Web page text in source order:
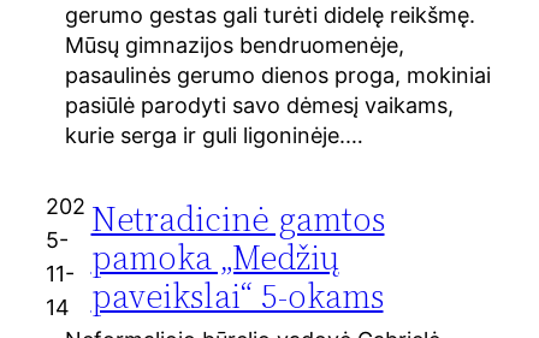
gerumo gestas gali turėti didelę reikšmę.
Mūsų gimnazijos bendruomenėje,
pasaulinės gerumo dienos proga, mokiniai
pasiūlė parodyti savo dėmesį vaikams,
kurie serga ir guli ligoninėje.…
202
5-
11-
14
Netradicinė gamtos
pamoka „Medžių
paveikslai“ 5-okams